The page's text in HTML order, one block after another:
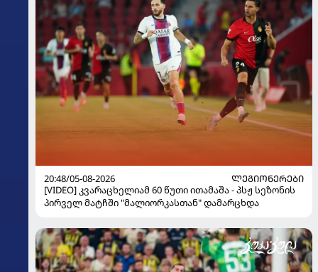
20:48/05-08-2026
ᲚᲔᲒᲘᲝᲜᲔᲠᲔᲑᲘ
[VIDEO] კვარაცხელიამ 60 წუთი ითამაშა - პსჟ სეზონის
პირველ მატჩში "მალიორკასთან" დამარცხდა